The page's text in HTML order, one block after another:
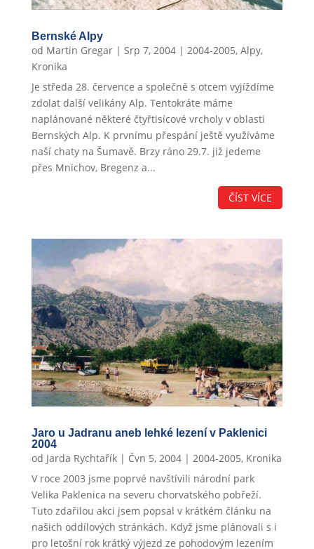
Bernské Alpy
od Martin Gregar| Srp 7, 2004| 2004-2005, Alpy,
Kronika
Je středa 28. července a společně s otcem vyjíždíme
zdolat další velikány Alp. Tentokráte máme
naplánované některé čtyřtisícové vrcholy v oblasti
Bernských Alp. K prvnímu přespání ještě využíváme
naší chaty na Šumavě. Brzy ráno 29.7. již jedeme
přes Mnichov, Bregenz a...
ČÍST VÍCE
Jaro u Jadranu aneb lehké lezení v Paklenici
2004
od Jarda Rychtařík| Čvn 5, 2004| 2004-2005, Kronika
V roce 2003 jsme poprvé navštívili národní park
Velika Paklenica na severu chorvatského pobřeží.
Tuto zdařilou akci jsem popsal v krátkém článku na
našich oddílových stránkách. Když jsme plánovali s i
pro letošní rok krátký výjezd ze pohodovým lezením